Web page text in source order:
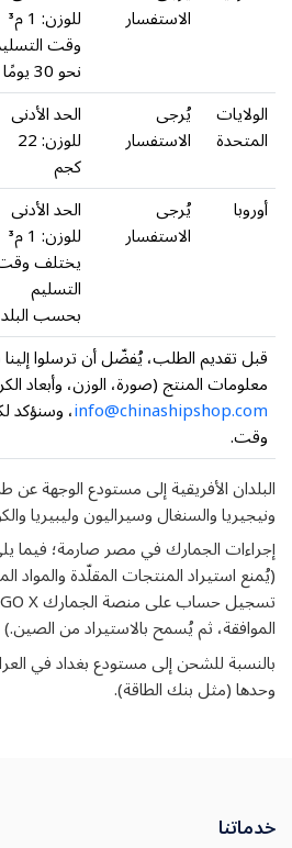
الاستفسار للوزن: 1 م³
وقت
نحو 30 يومًا
الولايات
المتحدة
يُرجى
الاستفسار
الحد الأدنى
للوزن: 22
كجم
أوروبا
يُرجى
الاستفسار
الحد الأدنى
للوزن: 1 م³
يختلف
التسليم
بحسب البلد
قبل تقديم الطلب، يُفضّل أن ترسلوا إلينا
معلومات المنتج (صورة، الوزن، وأبعاد
info@chinashipshop.com،
وقت.
البلدان الأفريقية إلى مستودع الوجهة عن
ونيجيريا والسنغال وسيراليون وليبيريا
إجراءات الجمارك في مصر صارمة؛ فيما
(يُمنع استيراد المنتجات المقلّدة
الموافقة، ثم يُسمح بالاستيراد من الصين.)
بالنسبة للشحن إلى مستودع بغداد في
وحدها (مثل بنك الطاقة).
خدماتنا